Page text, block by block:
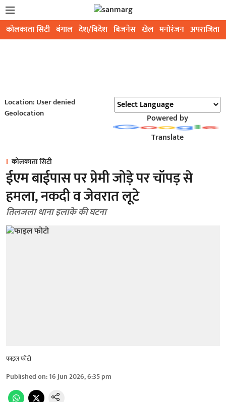
कोलकाता सिटी बंगाल देश/विदेश बिजनेस खेल मनोरंजन अपराजिता
Location: User denied
Geolocation
Powered by
Translate
कोलकाता सिटी
ईएम बाईपास पर प्रेमी जोड़े पर चॉपड़ से
हमला, नकदी व जेवरात लूटे
तिलजला थाना इलाके की घटना
फाइल फोटो
Published on:16 Jun 2026, 6:35 pm